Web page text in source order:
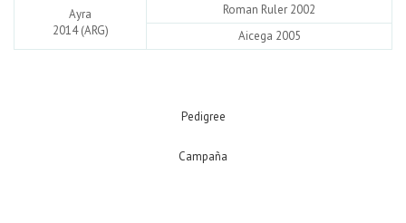
Ayra
2014 (ARG)
Roman Ruler 2002
Aicega 2005
Pedigree
Campaña